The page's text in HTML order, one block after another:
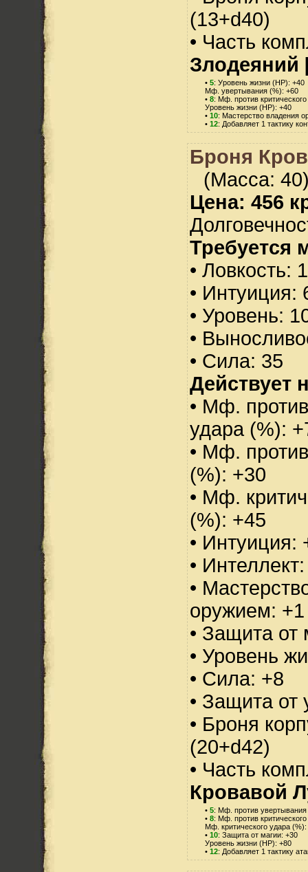
(13+d40)
• Часть
Злодеяний
• 5: Уровень жизни (HP): +40
Мф. увертывания (%): +60
• 8: Мф. против
Уровень жизни (HP): +40
• 10: Мастерство владения
• 12: Добавляет 1 тактику
Броня
(Масса:
Цена: 456
Требуется
• Ловкость:
• Интуиция:
• Уровень:
•
• Сила: 35
Действует
• Мф.
удара (%):
• Мф.
(%): +30
• Мф.
(%): +45
• Интуиция:
•
•
оружием: +1
• Защита от
• Уровень
• Сила: +8
• Защита от
• Броня
(20+d42)
• Часть
Кровавой
• 5: Мф. против увертывания
• 8: Мф. против
Мф. критического удара (%):
• 10: Защита от магии: +30
Уровень жизни (HP): +80
• 12: Добавляет 1 тактику